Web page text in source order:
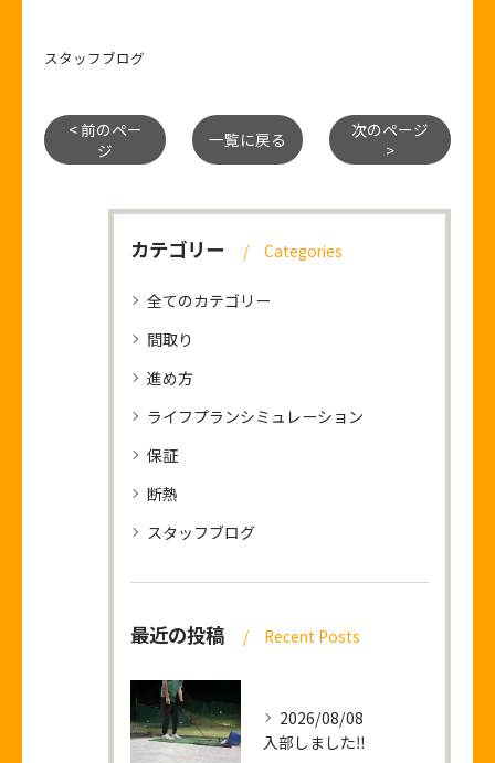
スタッフブログ
< 前のペー
ジ
一覧に戻る
次のページ
>
カテゴリー Categories
全てのカテゴリー
間取り
進め方
ライフプランシミュレーション
保証
断熱
スタッフブログ
最近の投稿 Recent Posts
2026/08/08
入部しました‼